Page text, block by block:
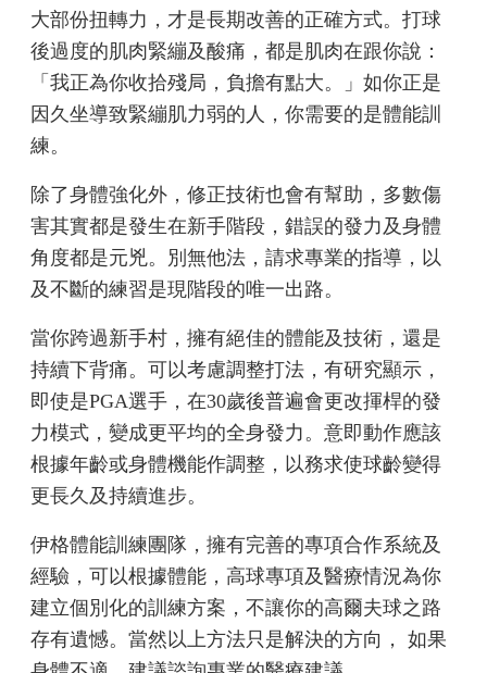
大部份扭轉力，才是長期改善的正確方式。打球
後過度的肌肉緊繃及酸痛，都是肌肉在跟你說：
「我正為你收拾殘局，負擔有點大。」如你正是
因久坐導致緊繃肌力弱的人，你需要的是體能訓
練。
除了身體強化外，修正技術也會有幫助，多數傷
害其實都是發生在新手階段，錯誤的發力及身體
角度都是元兇。別無他法，請求專業的指導，以
及不斷的練習是現階段的唯一出路。
當你跨過新手村，擁有絕佳的體能及技術，還是
持續下背痛。可以考慮調整打法，有研究顯示，
即使是PGA選手，在30歲後普遍會更改揮桿的發
力模式，變成更平均的全身發力。意即動作應該
根據年齡或身體機能作調整，以務求使球齡變得
更長久及持續進步。
伊格體能訓練團隊，擁有完善的專項合作系統及
經驗，可以根據體能，高球專項及醫療情況為你
建立個別化的訓練方案，不讓你的高爾夫球之路
存有遺憾。當然以上方法只是解決的方向， 如果